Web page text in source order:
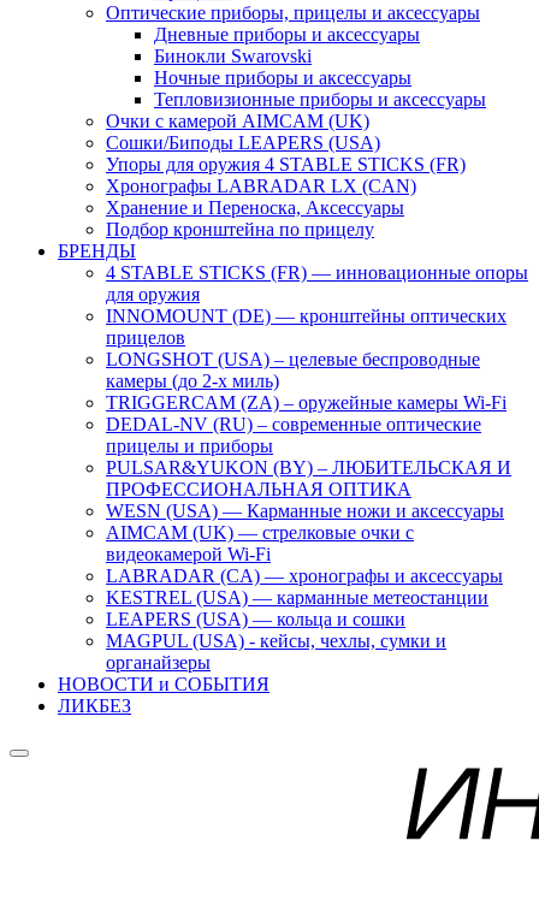
Оптические приборы, прицелы и аксессуары
Дневные приборы и аксессуары
Бинокли Swarovski
Ночные приборы и аксессуары
Тепловизионные приборы и аксессуары
Очки с камерой AIMCAM (UK)
Сошки/Биподы LEAPERS (USA)
Упоры для оружия 4 STABLE STICKS (FR)
Хронографы LABRADAR LX (CAN)
Хранение и Переноска, Аксессуары
Подбор кронштейна по прицелу
БРЕНДЫ
4 STABLE STICKS (FR) — инновационные опоры
для оружия
INNOMOUNT (DE) — кронштейны оптических
прицелов
LONGSHOT (USA) – целевые беспроводные
камеры (до 2-х миль)
TRIGGERCAM (ZA) – оружейные камеры Wi-Fi
DEDAL-NV (RU) – современные оптические
прицелы и приборы
PULSAR&YUKON (BY) – ЛЮБИТЕЛЬСКАЯ И
ПРОФЕССИОНАЛЬНАЯ ОПТИКА
WESN (USA) — Карманные ножи и аксессуары
AIMCAM (UK) — стрелковые очки с
видеокамерой Wi-Fi
LABRADAR (CA) — хронографы и аксессуары
KESTREL (USA) — карманные метеостанции
LEAPERS (USA) — кольца и сошки
MAGPUL (USA) - кейсы, чехлы, сумки и
органайзеры
НОВОСТИ и СОБЫТИЯ
ЛИКБЕЗ